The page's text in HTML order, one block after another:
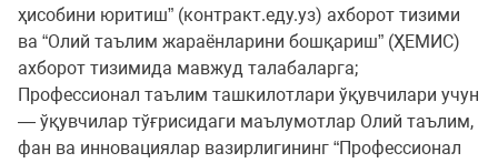
ҳисобини юритиш” (контракт.еду.уз) ахборот тизими
ва “Олий таълим жараёнларини бошқариш” (ҲЕМИС)
ахборот тизимида мавжуд талабаларга;
Профессионал таълим ташкилотлари ўқувчилари учун
— ўқувчилар тўғрисидаги маълумотлар Олий таълим,
фан ва инновациялар вазирлигининг “Профессионал